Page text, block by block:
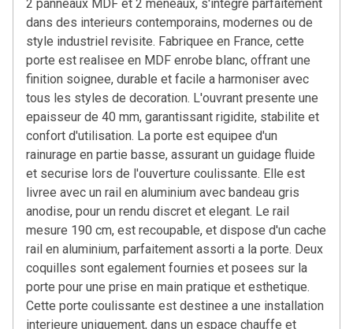
2 panneaux MDF et 2 meneaux, s'integre parfaitement
dans des interieurs contemporains, modernes ou de
style industriel revisite. Fabriquee en France, cette
porte est realisee en MDF enrobe blanc, offrant une
finition soignee, durable et facile a harmoniser avec
tous les styles de decoration. L'ouvrant presente une
epaisseur de 40 mm, garantissant rigidite, stabilite et
confort d'utilisation. La porte est equipee d'un
rainurage en partie basse, assurant un guidage fluide
et securise lors de l'ouverture coulissante. Elle est
livree avec un rail en aluminium avec bandeau gris
anodise, pour un rendu discret et elegant. Le rail
mesure 190 cm, est recoupable, et dispose d'un cache
rail en aluminium, parfaitement assorti a la porte. Deux
coquilles sont egalement fournies et posees sur la
porte pour une prise en main pratique et esthetique.
Cette porte coulissante est destinee a une installation
interieure uniquement, dans un espace chauffe et